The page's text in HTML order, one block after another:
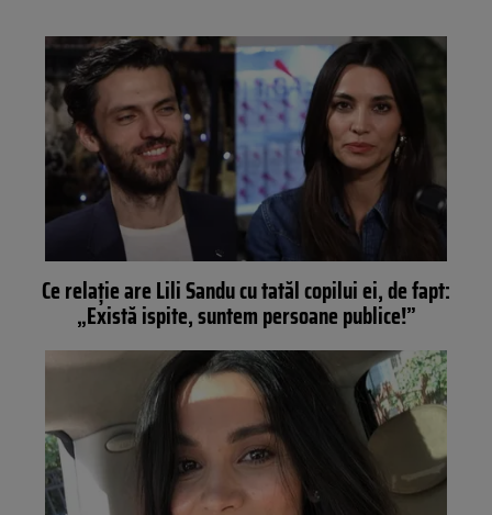
Ce relație are Lili Sandu cu tatăl copilui ei, de fapt:
„Există ispite, suntem persoane publice!”